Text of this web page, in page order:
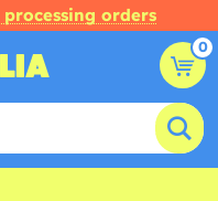
orders
0